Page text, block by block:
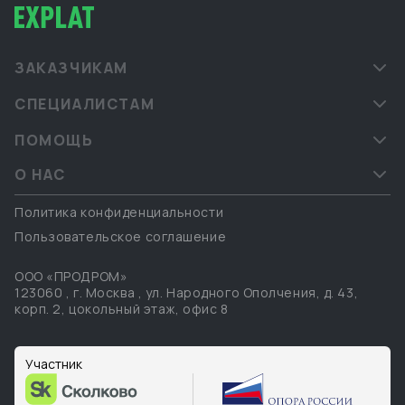
ЗАКАЗЧИКАМ
СПЕЦИАЛИСТАМ
ПОМОЩЬ
О НАС
Политика конфиденциальности
Пользовательское соглашение
ООО «ПРОДРОМ»
123060 , г. Москва , ул. Народного Ополчения, д. 43,
корп. 2, цокольный этаж, офис 8
Участник